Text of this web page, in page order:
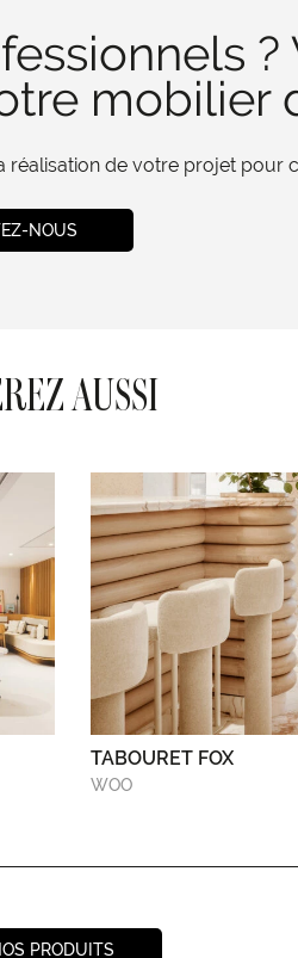
?
mobilier
de votre projet pour
NOUS
AUSSI
TABOURET FOX
WOO
PRODUITS